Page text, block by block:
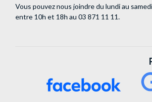
Vous pouvez nous joindre du lundi au samedi
entre 10h et 18h au 03 871 11 11.